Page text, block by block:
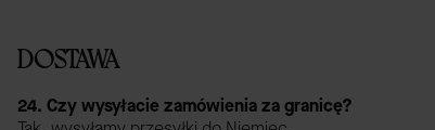
DOSTAWA
24. Czy wysyłacie zamówienia za granicę?